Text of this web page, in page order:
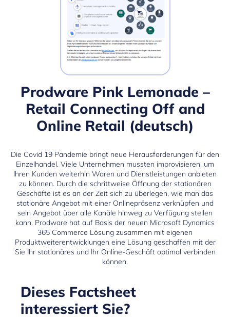
Prodware Pink Lemonade –
Retail Connecting Off and
Online Retail (deutsch)
Die Covid 19 Pandemie bringt neue Herausforderungen für den
Einzelhandel. Viele Unternehmen mussten improvisieren, um
Ihren Kunden weiterhin Waren und Dienstleistungen anbieten
zu können. Durch die schrittweise Öffnung der stationären
Geschäfte ist es an der Zeit sich zu überlegen, wie man das
stationäre Angebot mit einer Onlinepräsenz verknüpfen und
sein Angebot über alle Kanäle hinweg zu Verfügung stellen
kann. Prodware hat auf Basis der neuen Microsoft Dynamics
365 Commerce Lösung zusammen mit eigenen
Produktweiterentwicklungen eine Lösung geschaffen mit der
Sie Ihr stationäres und Ihr Online-Geschäft optimal verbinden
können.
Dieses Factsheet
interessiert Sie?